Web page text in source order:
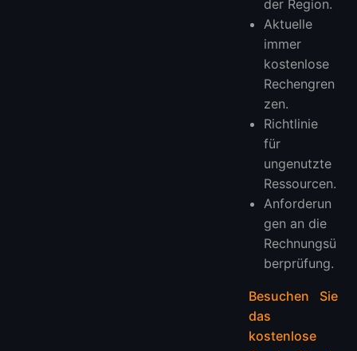
der Region.
Aktuelle
immer
kostenlose
Rechengren
zen.
Richtlinie
für
ungenutzte
Ressourcen.
Anforderun
gen an die
Rechnungsü
berprüfung.
Besuchen Sie
das
kostenlose